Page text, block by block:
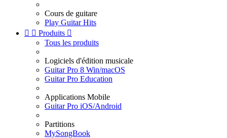
Cours de guitare
Play Guitar Hits
  Produits 
Tous les produits
Logiciels d'édition musicale
Guitar Pro 8 Win/macOS
Guitar Pro Education
Applications Mobile
Guitar Pro iOS/Android
Partitions
MySongBook